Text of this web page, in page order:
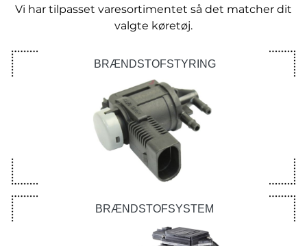
Vi har tilpasset varesortimentet så det matcher dit
valgte køretøj.
BRÆNDSTOFSTYRING
BRÆNDSTOFSYSTEM